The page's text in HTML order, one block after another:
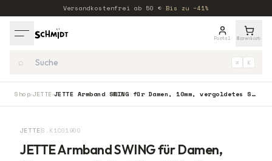
Versandkostenfrei ab 50 € Bis zu −41%
Portal Warenkorb
⌕ ⌘ K
Shop›JETTE› JETTE Armband SWING für Damen, 10mm, vergoldetes Silber 925 mit Zirkonia, 17-20cm, goldfarben
JETTES.K1C01900
JETTE Armband SWING für Damen,